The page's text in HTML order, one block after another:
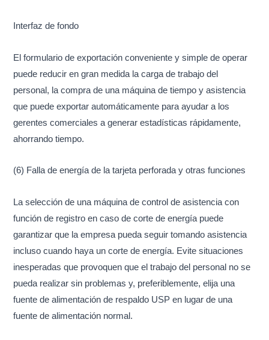
Interfaz de fondo
El formulario de exportación conveniente y simple de operar
puede reducir en gran medida la carga de trabajo del
personal, la compra de una máquina de tiempo y asistencia
que puede exportar automáticamente para ayudar a los
gerentes comerciales a generar estadísticas rápidamente,
ahorrando tiempo.
(6) Falla de energía de la tarjeta perforada y otras funciones
La selección de una máquina de control de asistencia con
función de registro en caso de corte de energía puede
garantizar que la empresa pueda seguir tomando asistencia
incluso cuando haya un corte de energía. Evite situaciones
inesperadas que provoquen que el trabajo del personal no se
pueda realizar sin problemas y, preferiblemente, elija una
fuente de alimentación de respaldo USP en lugar de una
fuente de alimentación normal.